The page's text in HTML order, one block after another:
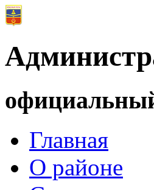
Главная
О районе